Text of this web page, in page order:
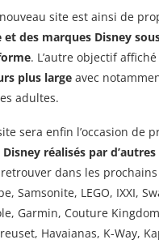
site est ainsi de
et des marques Disney
. L’autre objectif
plus large avec
adultes.
sera enfin l’occasion de
réalisés par
dans les
Samsonite, LEGO, IXXI,
Garmin, Couture
Havaianas, K-Way,